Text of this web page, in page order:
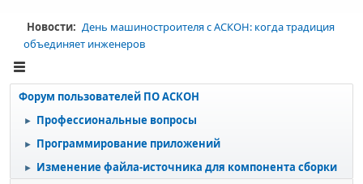
Новости: День машиностроителя с АСКОН: когда традиция
объединяет инженеров
Форум пользователей ПО АСКОН
► Профессиональные вопросы
► Программирование приложений
► Изменение файла-источника для компонента сборки